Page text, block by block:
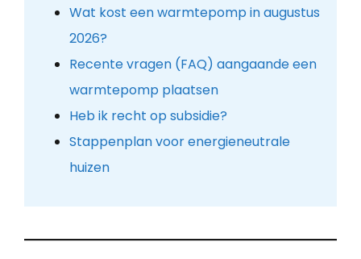
Wat kost een warmtepomp in augustus
2026?
Recente vragen (FAQ) aangaande een
warmtepomp plaatsen
Heb ik recht op subsidie?
Stappenplan voor energieneutrale
huizen